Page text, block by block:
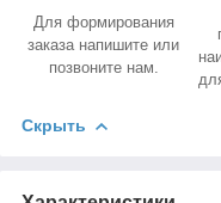
Для формирования
заказа напишите или
позвоните нам.
Скрыть